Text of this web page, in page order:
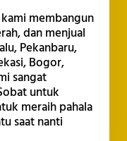
membangun
dan menjual
Pekanbaru,
Bogor,
sangat
untuk
meraih pahala
saat nanti